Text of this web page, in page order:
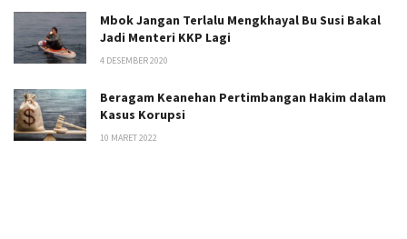
Mbok Jangan Terlalu Mengkhayal Bu Susi Bakal
Jadi Menteri KKP Lagi
4 DESEMBER 2020
Beragam Keanehan Pertimbangan Hakim dalam
Kasus Korupsi
10 MARET 2022